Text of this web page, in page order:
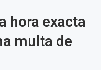
hora exacta
multa de